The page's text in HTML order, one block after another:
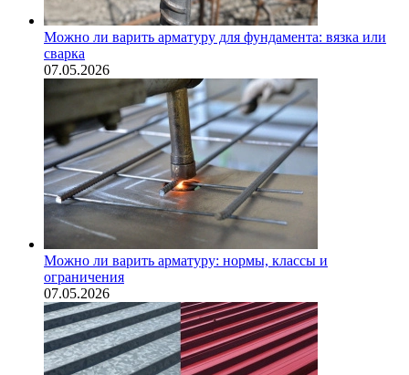
Можно ли варить арматуру для фундамента: вязка или
сварка
07.05.2026
Можно ли варить арматуру: нормы, классы и
ограничения
07.05.2026